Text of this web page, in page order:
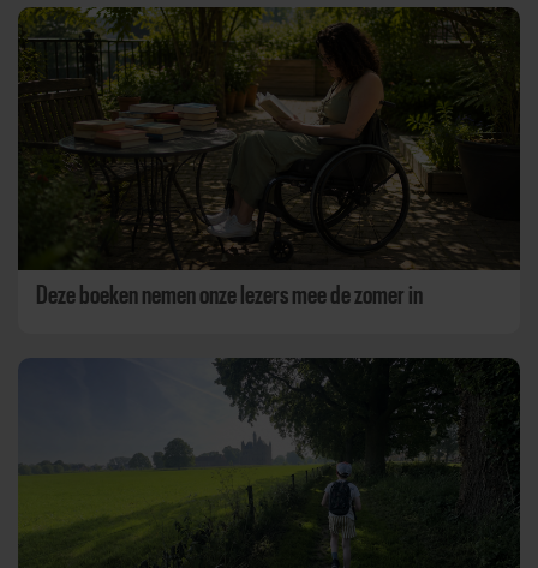
Deze boeken nemen onze lezers mee de zomer in